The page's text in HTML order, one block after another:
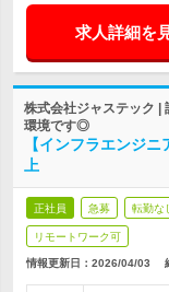
求人詳細を
株式会社ジャステック |
環境です◎
【インフラエンジ
上
正社員 急募 転勤な
リモートワーク可
情報更新日：2026/04/03